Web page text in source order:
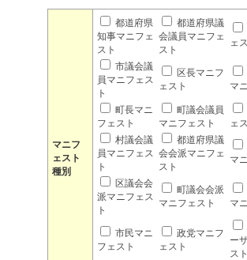
マニフ
ェスト
種別
都道府県
知事マニフェ
スト
都道府県議
会議員マニフェ
スト
ェ
市議会議
員マニフェス
ト
区長マニフ
ェスト
マ
町長マニ
フェスト
町議会議員
マニフェスト
ェ
村議会議
員マニフェス
ト
都道府県議
会会派マニフェ
スト
マ
区議会会
派マニフェス
ト
町議会会派
マニフェスト
マ
市民マニ
フェスト
政党マニフ
ェスト
ー
スト